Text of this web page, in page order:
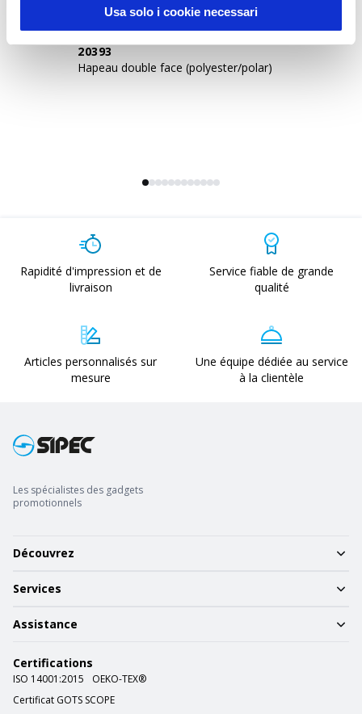
Usa solo i cookie necessari
20393
Hapeau double face (polyester/polar)
Rapidité d'impression et de
livraison
Service fiable de grande
qualité
Articles personnalisés sur
mesure
Une équipe dédiée au service
à la clientèle
Les spécialistes des gadgets
promotionnels
Découvrez
Services
Assistance
Certifications
ISO 14001:2015
OEKO-TEX®
Certificat GOTS SCOPE